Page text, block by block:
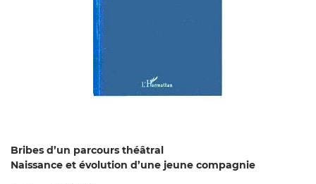
Bribes d’un parcours théâtral
Naissance et évolution d’une jeune compagnie